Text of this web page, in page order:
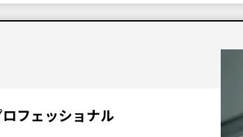
フェッショナル